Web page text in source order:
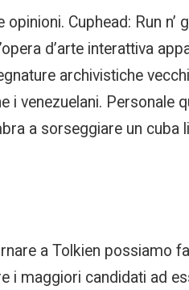
Cuphead: Run
d’arte interattiva
archivistiche
venezuelani. Personale
a sorseggiare un
a Tolkien possiamo
i maggiori candidati ad